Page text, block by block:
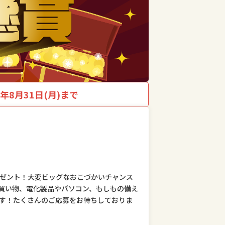
8月31日(月)まで
ント！大変ビッグなおこづかいチャンス
い物、電化製品やパソコン、もしもの備え
！たくさんのご応募をお待ちしておりま